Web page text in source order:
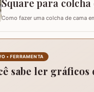
Square para colcha
Como fazer uma colcha de cama
colcha inteira, visto que leva tempo
desafio que circula entre os
• FERRAMENTA
sabe ler gráficos